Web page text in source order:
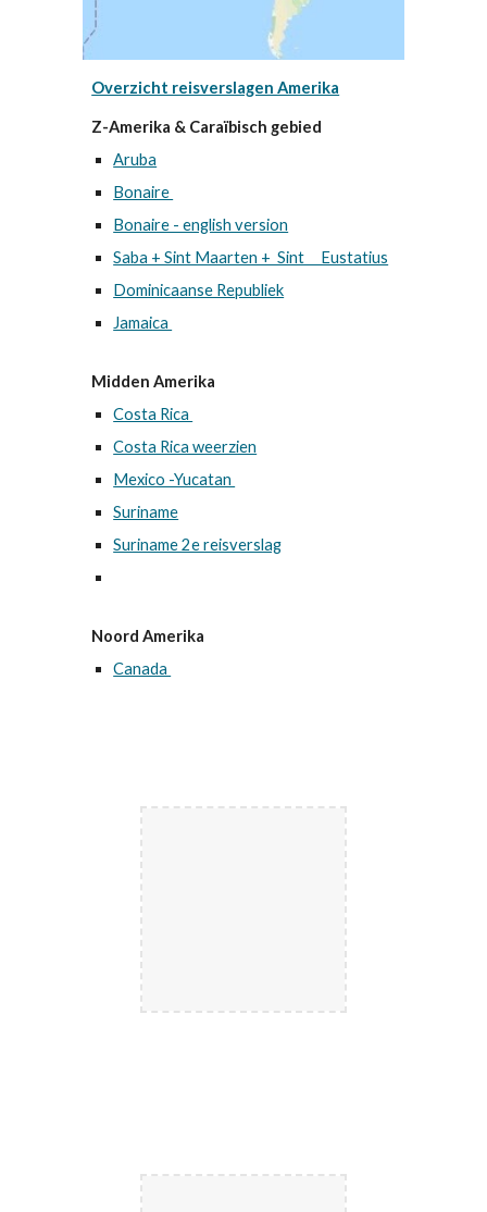
Overzicht reisverslagen Amerika
Z-Amerika & Caraïbisch gebied
Aruba
Bonaire
Bonaire - english version
Saba + Sint Maarten + Sint Eustatius
Dominicaanse Republiek
Jamaica
Midden Amerika
Costa Rica
Costa Rica weerzien
Mexico -Yucatan
Suriname
Suriname 2e reisverslag
Noord Amerika
Canada